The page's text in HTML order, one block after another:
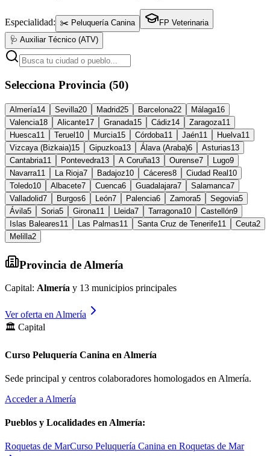
Especialidad: ✂️ Peluquería Canina
FP Veterinaria
🩺 Auxiliar Técnico (ATV)
Selecciona Provincia (50)
Almería14 Sevilla20 Madrid25 Barcelona22 Málaga16
Valencia18 Alicante17 Granada15 Cádiz14 Zaragoza11
Huesca11 Teruel 10 Murcia15 Córdoba11 Jaén11 Huelva11
Vizcaya (Bizkaia)15 Gipuzkoa13 Álava (Araba)6 Asturias13
Cantabria11 Pontevedra13 A Coruña13 Ourense7 Lugo9
Navarra11 La Rioja7 Badajoz10 Cáceres8 Ciudad Real 10
Toledo10 Albacete7 Cuenca6 Guadalajara7 Salamanca7
Valladolid7 Burgos6 León7 Palencia6 Zamora5 Segovia5
Ávila5 Soria5 Girona11 Lleida7 Tarragona10 Castellón9
Islas Baleares11 Las Palmas11 Santa Cruz de Tenerife11 Ceuta2
Melilla2
Provincia de Almería
Capital: Almería y 13 municipios principales
Ver oferta en Almería
🏛️ Capital
Curso Peluquería Canina en Almería
Sede principal y centros colaboradores homologados en Almería.
Acceder a Almería
Pueblos y Localidades en Almería:
Roquetas de MarCurso Peluquería Canina en Roquetas de Mar